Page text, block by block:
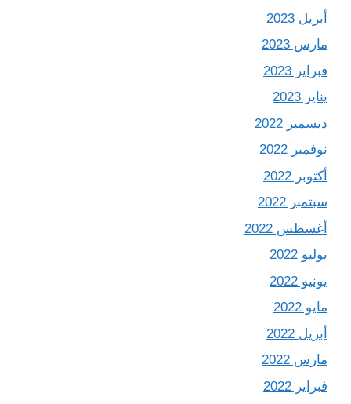
أبريل 2023
مارس 2023
فبراير 2023
يناير 2023
ديسمبر 2022
نوفمبر 2022
أكتوبر 2022
سبتمبر 2022
أغسطس 2022
يوليو 2022
يونيو 2022
مايو 2022
أبريل 2022
مارس 2022
فبراير 2022